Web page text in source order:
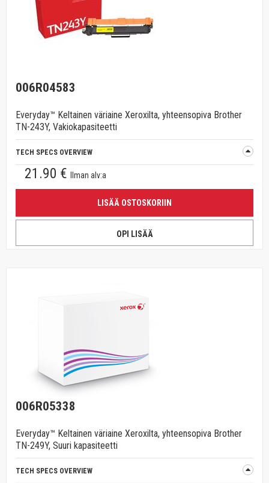
006R04583
Everyday™ Keltainen väriaine Xeroxilta, yhteensopiva Brother
TN-243Y, Vakiokapasiteetti
TECH SPECS OVERVIEW
21.90 € Ilman alv:a
LISÄÄ OSTOSKORIIN
OPI LISÄÄ
006R05338
Everyday™ Keltainen väriaine Xeroxilta, yhteensopiva Brother
TN-249Y, Suuri kapasiteetti
TECH SPECS OVERVIEW